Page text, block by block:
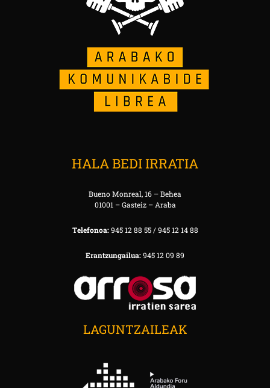
HALA BEDI IRRATIA
Bueno Monreal, 16 – Behea
01001 – Gasteiz – Araba
Telefonoa:945 12 88 55 / 945 12 14 88
Erantzungailua:945 12 09 89
LAGUNTZAILEAK